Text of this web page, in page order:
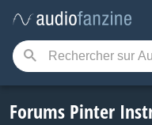
Forums Pinter